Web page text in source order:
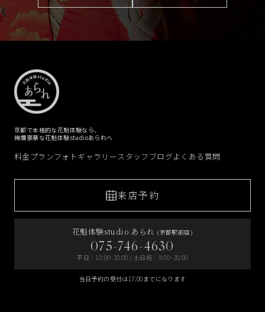
京都で本格的な花魁体験なら、
絢爛豪華な花魁体験studioあられへ
料金プランフォトギャラリースタッフブログよくある質問
来店予約
花魁体験studio あられ (京都駅前店)
075-746-4630
平日：10:00~20:00 / 土日祝：9:00~20:00
当日予約の受付は17:00までになります